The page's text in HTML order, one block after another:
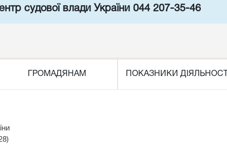
судової влади України 044 207-35-46
ГРОМАДЯНАМ ПОКАЗНИКИ ДІЯЛЬНОСТІ